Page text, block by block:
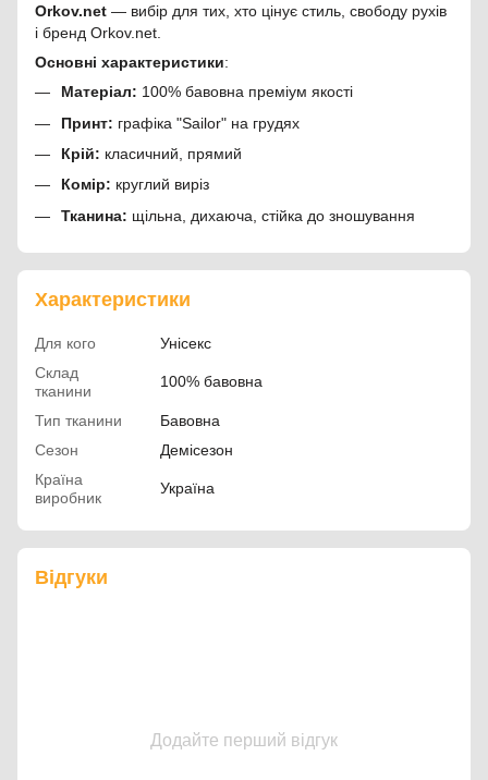
Orkov.net — вибір для тих, хто цінує стиль, свободу рухів
і бренд Orkov.net.
Основні характеристики:
Матеріал: 100% бавовна преміум якості
Принт: графіка "Sailor" на грудях
Крій: класичний, прямий
Комір: круглий виріз
Тканина: щільна, дихаюча, стійка до зношування
Характеристики
Для кого
Унісекс
Склад
тканини
100% бавовна
Тип тканини
Бавовна
Сезон
Демісезон
Країна
виробник
Україна
Відгуки
Додайте перший відгук